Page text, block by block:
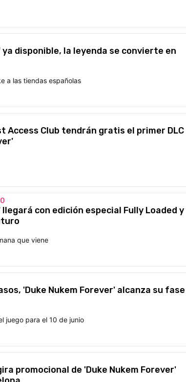
ya disponible, la leyenda se convierte en
a las tiendas españolas
Access Club tendrán gratis el primer DLC
llegará con edición especial Fully Loaded y
que viene
'Duke Nukem Forever' alcanza su fase
juego para el 10 de junio
promocional de 'Duke Nukem Forever'